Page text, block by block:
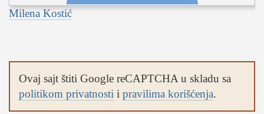
Milena Kostić
Ovaj sajt štiti Google reCAPTCHA u skladu sa
politikom privatnosti i pravilima korišćenja.